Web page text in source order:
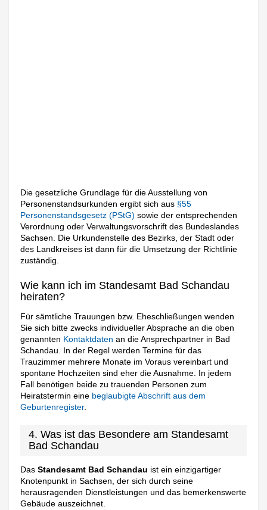
Die gesetzliche Grundlage für die Ausstellung von
Personenstandsurkunden ergibt sich aus §55
Personenstandsgesetz (PStG)sowie der entsprechenden
Verordnung oder Verwaltungsvorschrift des Bundeslandes
Sachsen. Die Urkundenstelle des Bezirks, der Stadt oder
des Landkreises ist dann für die Umsetzung der Richtlinie
zuständig.
Wie kann ich im Standesamt Bad Schandau
heiraten?
Für sämtliche Trauungen bzw. Eheschließungen wenden
Sie sich bitte zwecks individueller Absprache an die oben
genannten Kontaktdaten an die Ansprechpartner in Bad
Schandau. In der Regel werden Termine für das
Trauzimmer mehrere Monate im Voraus vereinbart und
spontane Hochzeiten sind eher die Ausnahme. In jedem
Fall benötigen beide zu trauenden Personen zum
Heiratstermin eine beglaubigte Abschrift aus dem
Geburtenregister.
4. Was ist das Besondere am Standesamt
Bad Schandau
DasStandesamt Bad Schandau ist ein einzigartiger
Knotenpunkt in Sachsen, der sich durch seine
herausragenden Dienstleistungen und das bemerkenswerte
Gebäude auszeichnet.